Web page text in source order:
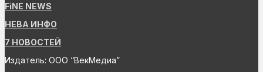
FiNE NEWS
НЕВА ИНФО
7 НОВОСТЕЙ
Издатель: ООО “ВекМедиа”